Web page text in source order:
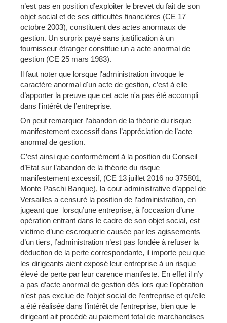
n’est pas en position d’exploiter le brevet du fait de son
objet social et de ses difficultés financières (CE 17
octobre 2003), constituent des actes anormaux de
gestion. Un surprix payé sans justification à un
fournisseur étranger constitue un a acte anormal de
gestion (CE 25 mars 1983).
Il faut noter que lorsque l'administration invoque le
caractère anormal d'un acte de gestion, c’est à elle
d’apporter la preuve que cet acte n'a pas été accompli
dans l'intérêt de l’entreprise.
On peut remarquer l’abandon de la théorie du risque
manifestement excessif dans l’appréciation de l’acte
anormal de gestion.
C’est ainsi que conformément à la position du Conseil
d’Etat sur l’abandon de la théorie du risque
manifestement excessif, (CE 13 juillet 2016 no 375801,
Monte Paschi Banque), la cour administrative d’appel de
Versailles a censuré la position de l’administration, en
jugeant que lorsqu’une entreprise, à l’occasion d’une
opération entrant dans le cadre de son objet social, est
victime d’une escroquerie causée par les agissements
d’un tiers, l’administration n’est pas fondée à refuser la
déduction de la perte correspondante, il importe peu que
les dirigeants aient exposé leur entreprise à un risque
élevé de perte par leur carence manifeste. En effet il n’y
a pas d’acte anormal de gestion dès lors que l’opération
n’est pas exclue de l’objet social de l’entreprise et qu’elle
a été réalisée dans l’intérêt de l’entreprise, bien que le
dirigeant ait procédé au paiement total de marchandises